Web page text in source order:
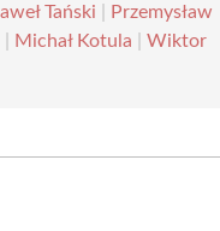
Tański
Przemysław
Michał Kotula |Wiktor